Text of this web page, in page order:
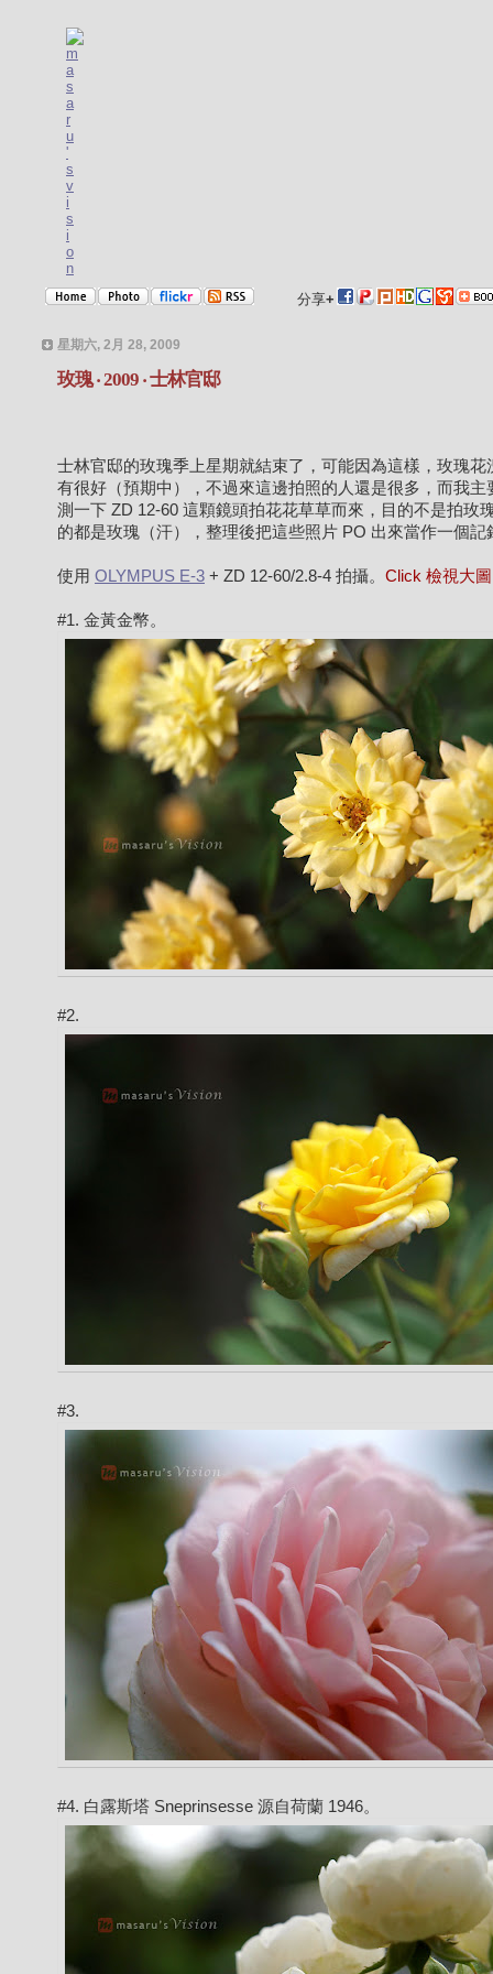
分享+
星期六, 2月 28, 2009
玫瑰 ‧ 2009 ‧ 士林官邸
士林官邸的玫瑰季上星期就結束了，可能因為這樣，玫瑰花
有很好（預期中），不過來這邊拍照的人還是很多，而我主
測一下 ZD 12-60 這顆鏡頭拍花花草草而來，目的不是拍玫
的都是玫瑰（汗），整理後把這些照片 PO 出來當作一個記
使用 OLYMPUS E-3 + ZD 12-60/2.8-4 拍攝。 Click 檢視大
#1. 金黃金幣。
#2.
#3.
#4. 白露斯塔 Sneprinsesse 源自荷蘭 1946。